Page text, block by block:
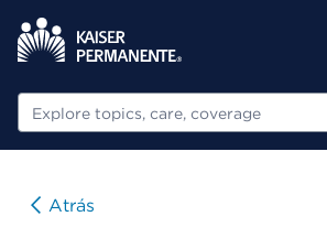
Buscar
Atrás